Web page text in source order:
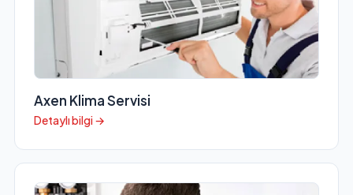
Axen Klima Servisi
Detaylı bilgi →